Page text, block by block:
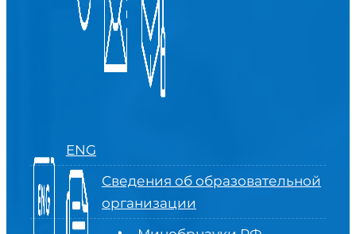
ENG
Сведения об образовательной
организации